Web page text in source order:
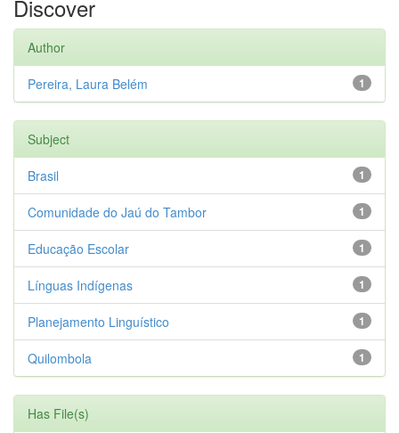
Discover
Author
1
Pereira, Laura Belém
Subject
1
Brasil
1
Comunidade do Jaú do Tambor
1
Educação Escolar
1
Línguas Indígenas
1
Planejamento Linguístico
1
Quilombola
Has File(s)